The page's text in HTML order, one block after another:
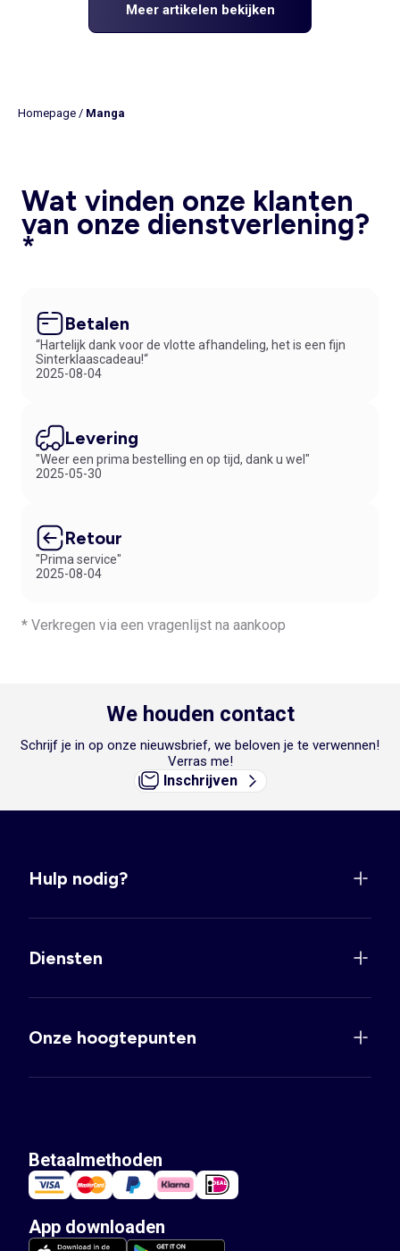
Meer artikelen bekijken
Homepage / Manga
Wat vinden onze klanten
van onze dienstverlening?
*
Betalen
“Hartelijk dank voor de vlotte afhandeling, het is een fijn
Sinterklaascadeau!“
2025-08-04
Levering
"Weer een prima bestelling en op tijd, dank u wel"
2025-05-30
Retour
"Prima service"
2025-08-04
* Verkregen via een vragenlijst na aankoop
We houden contact
Schrijf je in op onze nieuwsbrief, we beloven je te verwennen!
Verras me!
Inschrijven
Hulp nodig?
Diensten
Onze hoogtepunten
Betaalmethoden
App downloaden